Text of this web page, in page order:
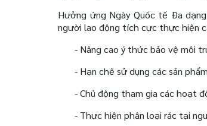
Hưởng ứng Ngày Quốc tế Đa
người lao động tích cực thực hiện
- Nâng cao ý thức bảo vệ môi
- Hạn chế sử dụng các sản
-Chủ động tham gia các hoạt
- Thực hiện phân loại rác tại